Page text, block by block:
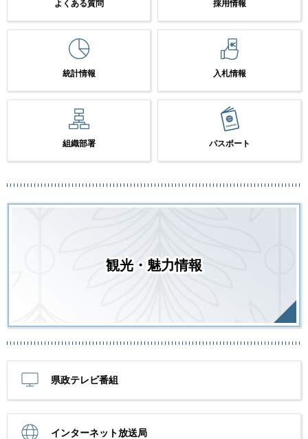
よくある質問 採用情報
統計情報 入札情報
組織部署 パスポート
観光・魅力情報
県政テレビ番組
インターネット放送局